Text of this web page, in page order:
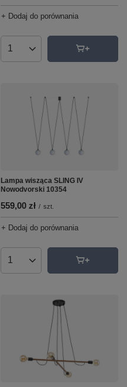
+ Dodaj do porównania
Ilość produktów
Lampa wisząca SLING IV
Nowodvorski 10354
559,00 zł / szt.
+ Dodaj do porównania
Ilość produktów